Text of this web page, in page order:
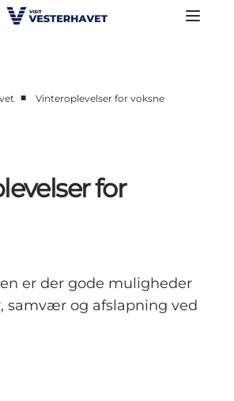
■ Vinteroplevelser for voksne
for
er der gode muligheder
samvær og afslapning ved